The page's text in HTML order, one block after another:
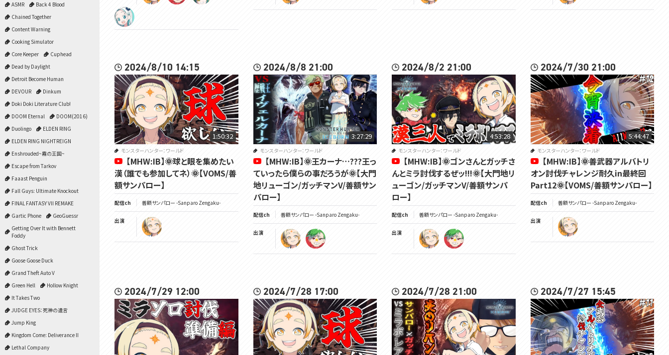
ASMR
Back 4 Blood
Chained Together
Content Warning
Cooking Simulator
Core Keeper
Cuphead
Dead by Daylight
Detroit Become Human
DEVOUR
Dinkum
Doki Doki Literature Club!
DOOM Eternal
DOOM(2016)
Duolingo
ELDEN RING
ELDEN RING NIGHTREIGN
Enshrouded~霧の王国~
Escape from Tarkov
Faaast Penguin
Fall Guys: Ultimate Knockout
FINAL FANTASY VII REMAKE
Gartic Phone
GeoGuessr
Getting Over It with Bennett
Foddy
Ghost Trick
Goose Goose Duck
Grand Theft Auto V
Green Hell
Hollow Knight
It Takes Two
JUDGE EYES：死神の遺言
Jump King
Kingdom Come: Deliverance II
Lethal Company
https://shima128.com/weaponicons/
#太曜ロードショー #voms_project #monsterhunterworld
2024/8/10 14:15
1:50:32
モンスターハンター：ワールド
【MHW:IB】🌞球と眼を集めたい
漢（誰でも参加してネ）🌞【VOMS/善
額サンパロー】
配信ch 善額サンパロー -Sanparo Zengaku-
出演
2024/8/8 21:00
3:27:29
モンスターハンター：ワールド
【MHW:IB】🌞王カーナ…???王っ
ていったら僕らの事だろうが🌞【大門
地リューゴン/ガッチマンV/善額サン
パロー】
配信ch 善額サンパロー -Sanparo Zengaku-
出演
2024/8/2 21:00
4:53:28
モンスターハンター：ワールド
【MHW:IB】🌞ゴンさんとガッチさ
んとミラ討伐するぜッ!!!🌞【大門地リ
ューゴン/ガッチマンV/善額サンパ
ロー】
配信ch 善額サンパロー -Sanparo Zengaku-
出演
2024/7/30 21:00
5:44:47
モンスターハンター：ワールド
【MHW:IB】🌞善武器アルバトリ
オン討伐チャレンジ耐久in最終回
Part12🌞【VOMS/善額サンパロー】
配信ch 善額サンパロー -Sanparo Zengaku-
出演
2024/7/29 12:00 2024/7/28 17:00 2024/7/28 21:00 2024/7/27 15:45